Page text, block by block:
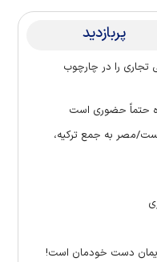
پربازدید
| سنتکام: آمریکا ۵۳ کشتی تجاری را در چارچوب
حتماً حضوری است
مصر به جمع ترکیه،
دست خودمان است!